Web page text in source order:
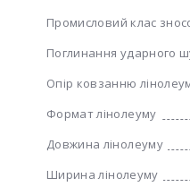
Промисловий клас
Поглинання ударного
Опір ковзанню
Формат лінолеуму
Довжина лінолеуму
Ширина лінолеуму